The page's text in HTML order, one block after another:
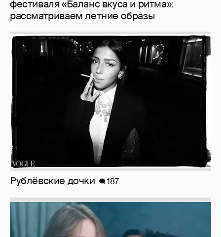
фестиваля «Баланс вкуса и ритма»:
рассматриваем летние образы
Рублёвские дочки 187